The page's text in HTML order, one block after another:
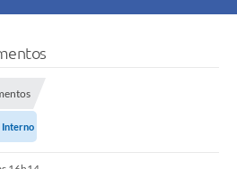
Interno